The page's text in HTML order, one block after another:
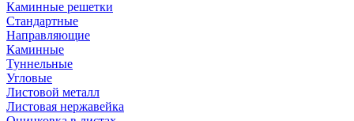
Каминные решетки
Стандартные
Направляющие
Каминные
Туннельные
Угловые
Листовой металл
Листовая нержавейка